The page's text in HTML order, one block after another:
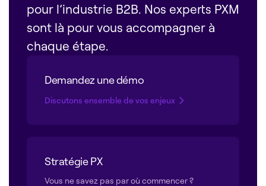
pour l’industrie B2B. Nos experts PXM
sont là pour vous accompagner à
chaque étape.
Demandez une démo
Discutons ensemble de vos enjeux
Stratégie PX
Vous ne savez pas par où commencer ?